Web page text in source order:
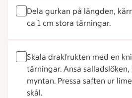
Dela gurkan på längden,
ca 1 cm stora tärningar.
Skala drakfrukten med en
tärningar. Ansa
myntan. Pressa saften ur
skål.